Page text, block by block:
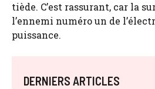
tiède. C’est rassurant, car la
l’ennemi numéro un de
puissance.
DERNIERS ARTICLES